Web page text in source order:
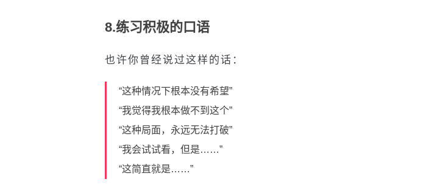
8.练习积极的口语
也许你曾经说过这样的话：
“这种情况下根本没有希望”
“我觉得我根本做不到这个”
“这种局面，永远无法打破”
“我会试试看，但是……”
“这简直就是……”